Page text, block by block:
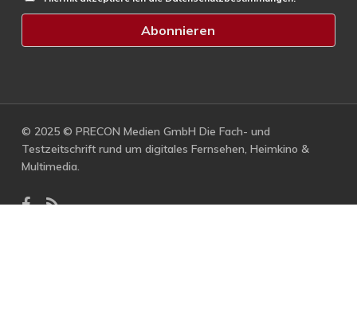
© 2025 © PRECON Medien GmbH Die Fach- und
Testzeitschrift rund um digitales Fernsehen, Heimkino &
Multimedia.
facebook
RSS